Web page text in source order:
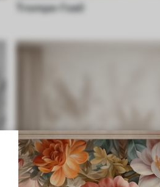
Trompe-l'oeil